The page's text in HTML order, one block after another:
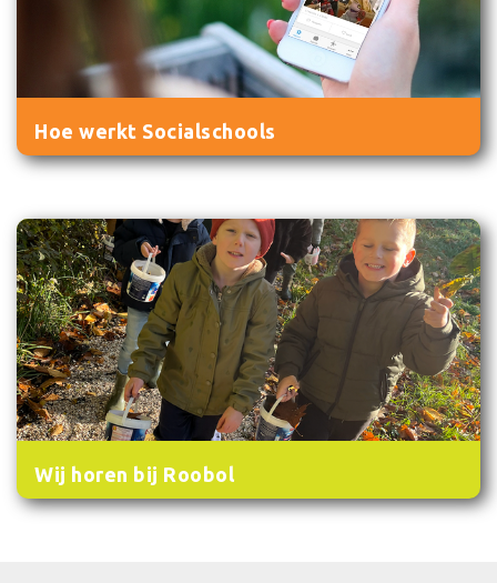
Hoe werkt Socialschools
Wij horen bij Roobol